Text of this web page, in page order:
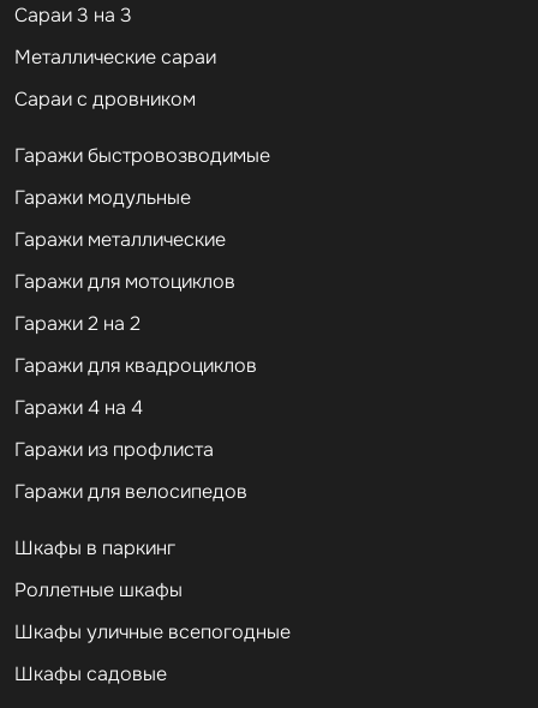
Сараи 3 на 3
Металлические сараи
Сараи с дровником
Гаражи быстровозводимые
Гаражи модульные
Гаражи металлические
Гаражи для мотоциклов
Гаражи 2 на 2
Гаражи для квадроциклов
Гаражи 4 на 4
Гаражи из профлиста
Гаражи для велосипедов
Шкафы в паркинг
Роллетные шкафы
Шкафы уличные всепогодные
Шкафы садовые